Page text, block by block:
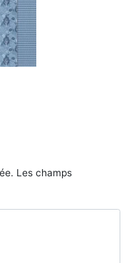
Les champs